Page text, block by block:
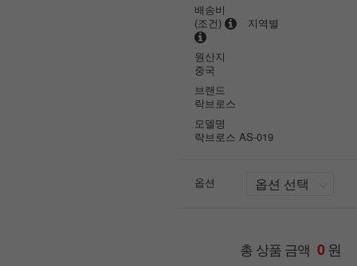
배송비
(조건)
지역별
원산지
중국
브랜드
락브로스
모델명
락브로스 AS-019
옵션
총 상품 금액 0원